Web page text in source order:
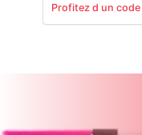
Profitez d un